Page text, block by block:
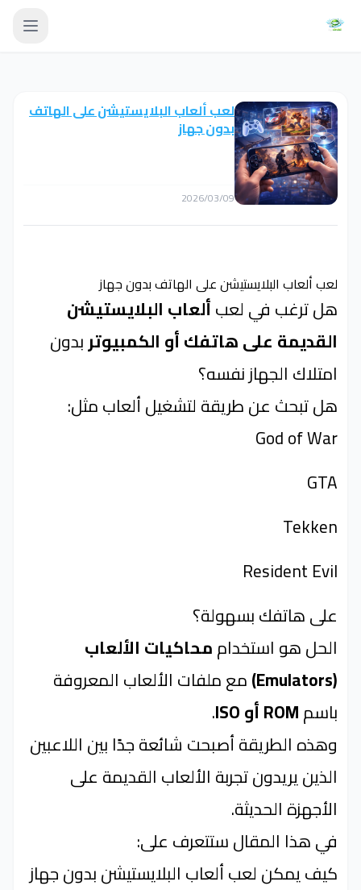
لعب ألعاب البلايستيشن على الهاتف
بدون جهاز
2026/03/09
لعب ألعاب البلايستيشن على الهاتف بدون جهاز
هل ترغب في لعبألعاب البلايستيشن
القديمة على هاتفك أو الكمبيوتربدون
امتلاك الجهاز نفسه؟
هل تبحث عن طريقة لتشغيل ألعاب مثل:
God of War
GTA
Tekken
Resident Evil
على هاتفك بسهولة؟
الحل هو استخداممحاكيات الألعاب
(Emulators)
مع ملفات الألعاب المعروفة
باسمROM أو ISO
.
وهذه الطريقة أصبحت شائعة جدًا بين اللاعبين
الذين يريدون تجربة الألعاب القديمة على
الأجهزة الحديثة.
في هذا المقال ستتعرف على:
كيف يمكن لعب ألعاب البلايستيشن بدون جهاز